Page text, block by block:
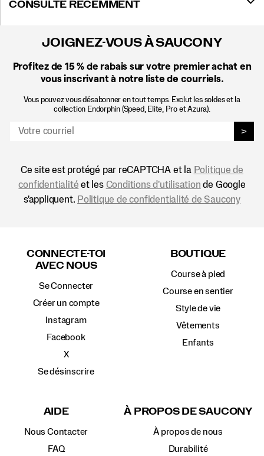
CONSULTÉ RÉCEMMENT
JOIGNEZ-VOUS À SAUCONY
Profitez de 15 % de rabais sur votre premier achat en
vous inscrivant à notre liste de courriels.
Vous pouvez vous désabonner en tout temps. Exclut les soldes et la
collection Endorphin (Speed, Elite, Pro et Azura).
>
Ce site est protégé par reCAPTCHA et la Politique de
confidentialité et les Conditions d'utilisation de Google
s'appliquent. Politique de confidentialité de Saucony
CONNECTE-TOI
AVEC NOUS
Se Connecter
Créer un compte
Instagram
Facebook
X
Se désinscrire
BOUTIQUE
Course à pied
Course en sentier
Style de vie
Vêtements
Enfants
AIDE
Nous Contacter
FAQ
À PROPOS DE SAUCONY
À propos de nous
Durabilité